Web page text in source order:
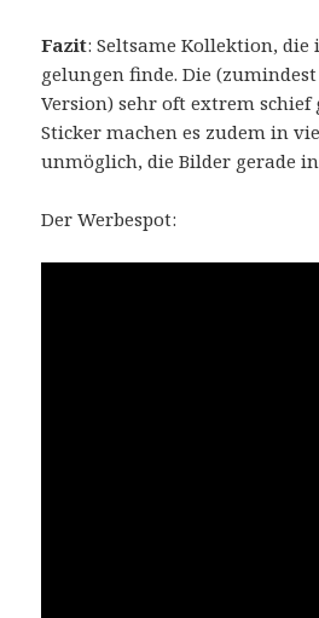
Fazit: Seltsame Kollektion,
gelungen finde. Die
Version) sehr oft extrem schief
Sticker machen es zudem in
unmöglich, die Bilder gerade
Der Werbespot: